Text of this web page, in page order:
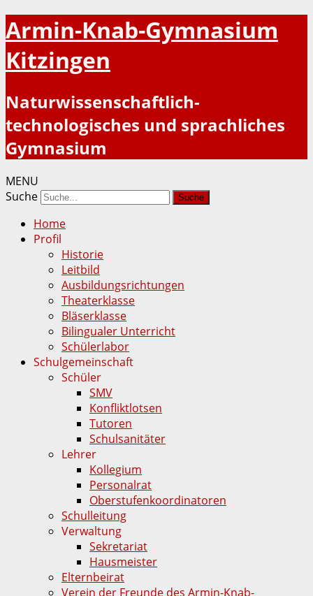
Armin-Knab-Gymnasium
Kitzingen
Naturwissenschaftlich-
technologisches und sprachliches
Gymnasium
MENU
Suche
Home
Profil
Historie
Leitbild
Ausbildungsrichtungen
Theaterklasse
Bläserklasse
Bilingualer Unterricht
Schülerlabor
Schulgemeinschaft
Schüler
SMV
Konfliktlotsen
Tutoren
Schulsanitäter
Lehrer
Kollegium
Personalrat
Oberstufenkoordinatoren
Schulleitung
Verwaltung
Sekretariat
Hausmeister
Elternbeirat
Verein der Freunde des Armin-Knab-